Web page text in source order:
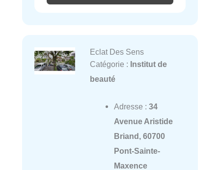
Eclat Des Sens
Catégorie : Institut de
beauté
Adresse : 34
Avenue Aristide
Briand, 60700
Pont-Sainte-
Maxence